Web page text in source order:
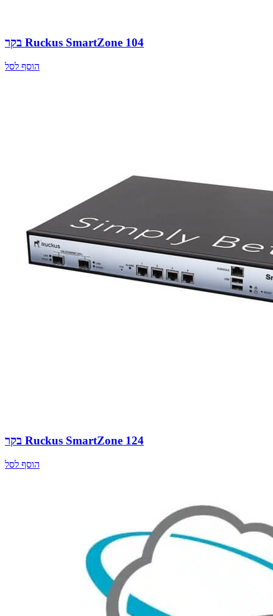
בקר Ruckus SmartZone 104
הוסף לסל
בקר Ruckus SmartZone 124
הוסף לסל